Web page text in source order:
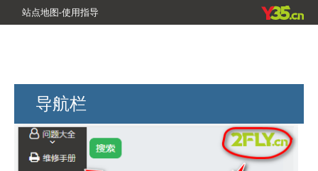
导航栏
站点地图-使用指导